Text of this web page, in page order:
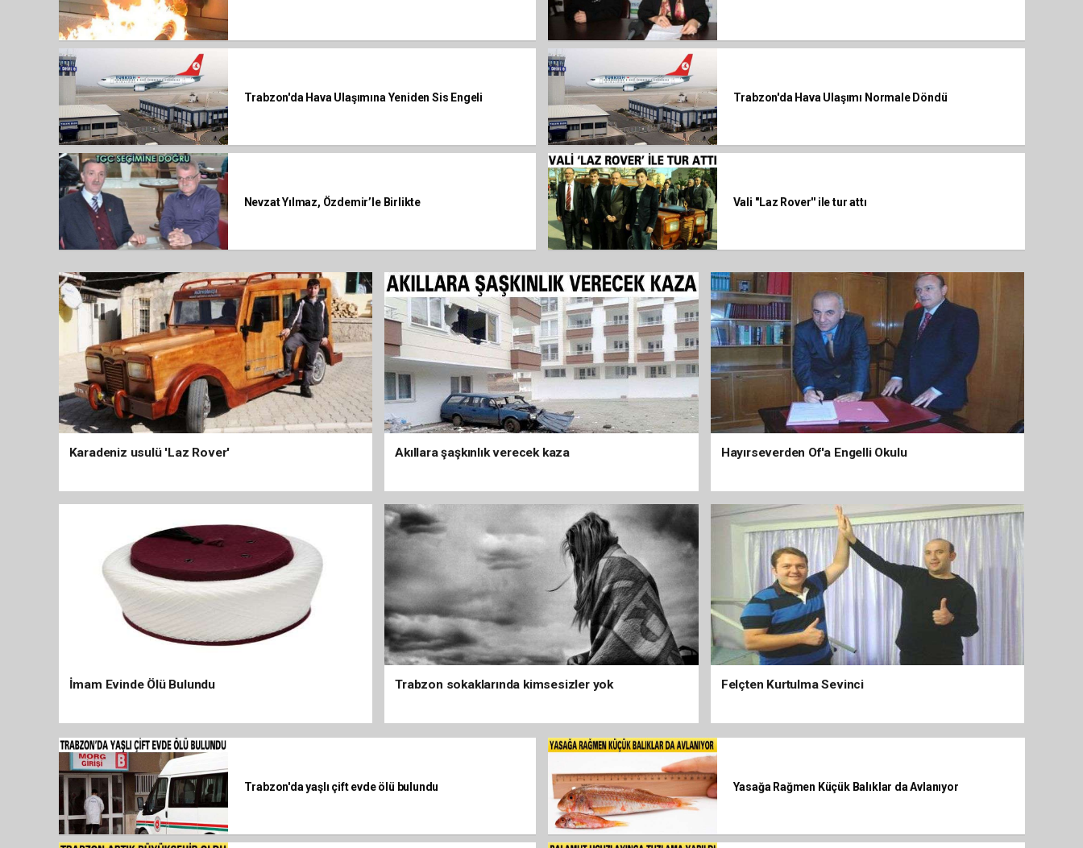
Trabzon'da Hava Ulaşımına Yeniden Sis Engeli Trabzon'da Hava Ulaşımı Normale Döndü
Nevzat Yılmaz, Özdemir’le Birlikte Vali ''Laz Rover'' ile tur attı
Karadeniz usulü 'Laz Rover' Akıllara şaşkınlık verecek kaza Hayırseverden Of'a Engelli Okulu
İmam Evinde Ölü Bulundu Trabzon sokaklarında kimsesizler yok Felçten Kurtulma Sevinci
Trabzon'da yaşlı çift evde ölü bulundu Yasağa Rağmen Küçük Balıklar da Avlanıyor